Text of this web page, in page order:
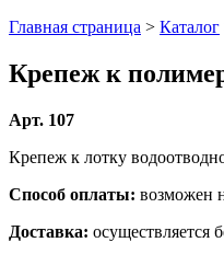
Главная страница > Каталог
Крепеж к
Арт. 107
Крепеж к лотку
Способ оплаты: возможен
Доставка: осуществляется